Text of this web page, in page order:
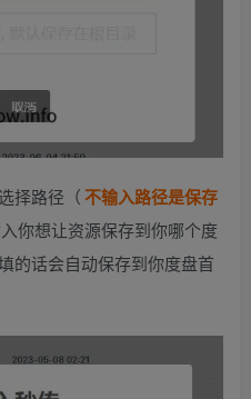
择路径（ 不输入路径是保存
你想让资源保存到你哪个度
的话会自动保存到你度盘首